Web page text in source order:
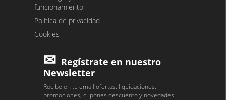
funcionamiento
Política de privacidad
Cookies
Regístrate en nuestro
Newsletter
Recibe en tu email ofertas, liquidaciones,
promociones, cupones descuento y novedades.